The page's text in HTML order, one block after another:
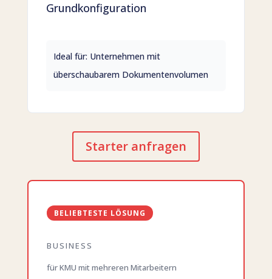
Grundkonfiguration
Ideal für: Unternehmen mit
überschaubarem Dokumentenvolumen
Starter anfragen
BELIEBTESTE LÖSUNG
BUSINESS
für KMU mit mehreren Mitarbeitern